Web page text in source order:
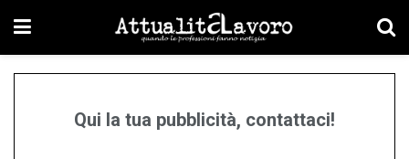
Qui la tua pubblicità, contattaci!